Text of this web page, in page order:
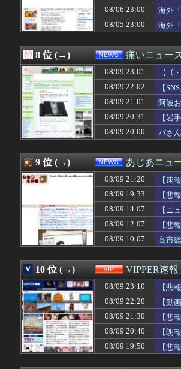
08/09 23:10
【悲報】地球上で
08/09 23:10
【動画】JKさん、
08/09 23:10
【悲報】ホロライ
08/09 23:09
【画像】やる気の
08/09 23:09
友達から「若かっ
08/09 23:09
【うぉぉぉ！】大
08/09 23:09
【朗報】熊にはア
08/09 23:09
外国人YouTuberが
08/09 23:09
【悲報】先日ワイ
08/09 23:08
会社にジョギング
08/09 23:08
【悲報】ベトナム
08/09 23:06
倒れた女性を救助
08/09 23:05
【FGO】アルトリ
08/09 23:05
【画像】00年代
08/09 23:05
【画像】寝てるア
『アキバ冥途戦争
岩崎優さん、ヤク
08/09 23:03
職場の先輩に連れ
08/09 23:03
【朗報】幻想水滸
08/09 23:03
【遊戯王】「
08/09 23:03
【動画】まんさん
08/09 23:03
【豊臣兄弟！】毒
08/09 23:02
【悲報】PS5『
08/09 23:01
浦野芽良アナ ピタ
08/09 23:01
【米国】バイデン
08/09 23:01
中日ドラゴンズの
08/09 23:01
【日向坂46】OGと
08/09 23:01
【（・(ｪ)・）】ラ
08/09 23:01
昼夜 ← このシステ
08/09 23:01
アンチェロッティ
08/06 23:00
海外
08/05 23:00
海外
8 位 (→) 痛いニュー
08/09 23:01
【（
高山市
08/09 22:02
【
08/09 21:01
阿波
08/09 20:31
【岩
古
08/09 20:00 パさ
9 位 (→) あじあニュ
08/09 21:20
【速
08/09 19:33
【悲
08/09 14:07
【ニ
08/09 12:07
【悲
08/09 10:07
高市
10 位 (→) VIPPER速報
08/09 23:10
【悲
08/09 22:20
【動
08/09 21:30
【悲
08/09 20:40
【朗
08/09 19:50
【悲